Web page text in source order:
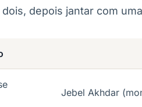
depois jantar com
Jebel Akhdar